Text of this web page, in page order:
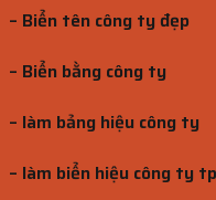
– Biển tên công ty đẹp
– Biển bằng công ty
– làm bảng hiệu công ty
– làm biển hiệu công ty